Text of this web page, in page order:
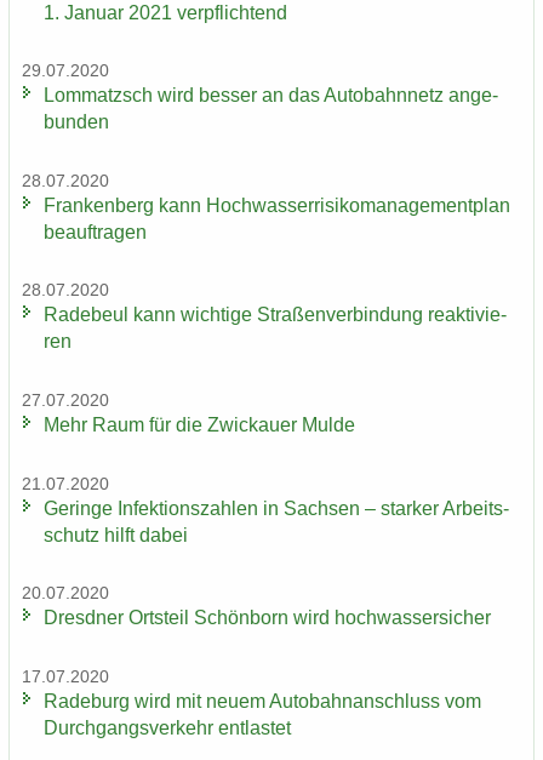
1. Ja­nu­ar 2021 ver­pflich­tend
29.07.2020
Lom­matzsch wird bes­ser an das Au­to­bahn­netz an­ge­
bun­den
28.07.2020
Fran­ken­berg kann Hoch­was­ser­ri­si­ko­ma­nage­ment­plan
be­auf­tra­gen
28.07.2020
Ra­de­beul kann wich­ti­ge Stra­ßen­ver­bin­dung re­ak­ti­vie­
ren
27.07.2020
Mehr Raum für die Zwi­ckau­er Mulde
21.07.2020
Ge­rin­ge In­fek­ti­ons­zah­len in Sach­sen – star­ker Ar­beits­
schutz hilft dabei
20.07.2020
Dresd­ner Orts­teil Schön­born wird hoch­was­ser­si­cher
17.07.2020
Ra­de­burg wird mit neuem Au­to­bahn­an­schluss vom
Durch­gangs­ver­kehr ent­las­tet